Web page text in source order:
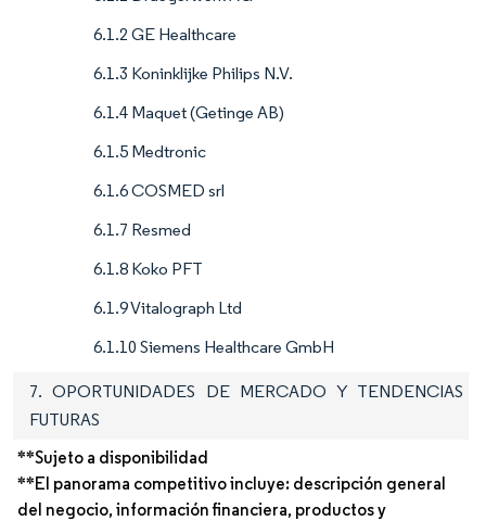
6.1.2 GE Healthcare
6.1.3 Koninklijke Philips N.V.
6.1.4 Maquet (Getinge AB)
6.1.5 Medtronic
6.1.6 COSMED srl
6.1.7 Resmed
6.1.8 Koko PFT
6.1.9 Vitalograph Ltd
6.1.10 Siemens Healthcare GmbH
7. OPORTUNIDADES DE MERCADO Y TENDENCIAS
FUTURAS
**Sujeto a disponibilidad
**El panorama competitivo incluye: descripción general
del negocio, información financiera, productos y